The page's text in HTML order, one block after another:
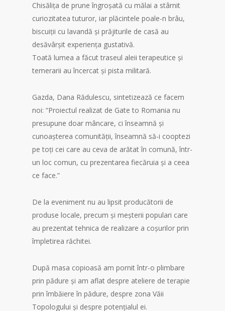
Chisălița de prune îngroșată cu mălai a stârnit
curiozitatea tuturor, iar plăcintele poale-n brâu,
biscuiții cu lavandă și prăjiturile de casă au
desăvârșit experiența gustativă.
Toată lumea a făcut traseul aleii terapeutice și
temerarii au încercat și pista militară.
Gazda, Dana Rădulescu, sintetizează ce facem
noi: “Proiectul realizat de Gate to Romania nu
presupune doar mâncare, ci înseamnă și
cunoașterea comunității, înseamnă să-i cooptezi
pe toți cei care au ceva de arătat în comună, într-
un loc comun, cu prezentarea fiecăruia și a ceea
ce face.”
De la eveniment nu au lipsit producătorii de
produse locale, precum și meșterii populari care
au prezentat tehnica de realizare a coșurilor prin
împletirea răchitei.
După masa copioasă am pornit într-o plimbare
prin pădure și am aflat despre ateliere de terapie
prin îmbăiere în pădure, despre zona Văii
Topologului și despre potențialul ei.